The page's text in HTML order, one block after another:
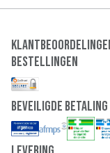
Bestellingen
Beveiligde Betaling